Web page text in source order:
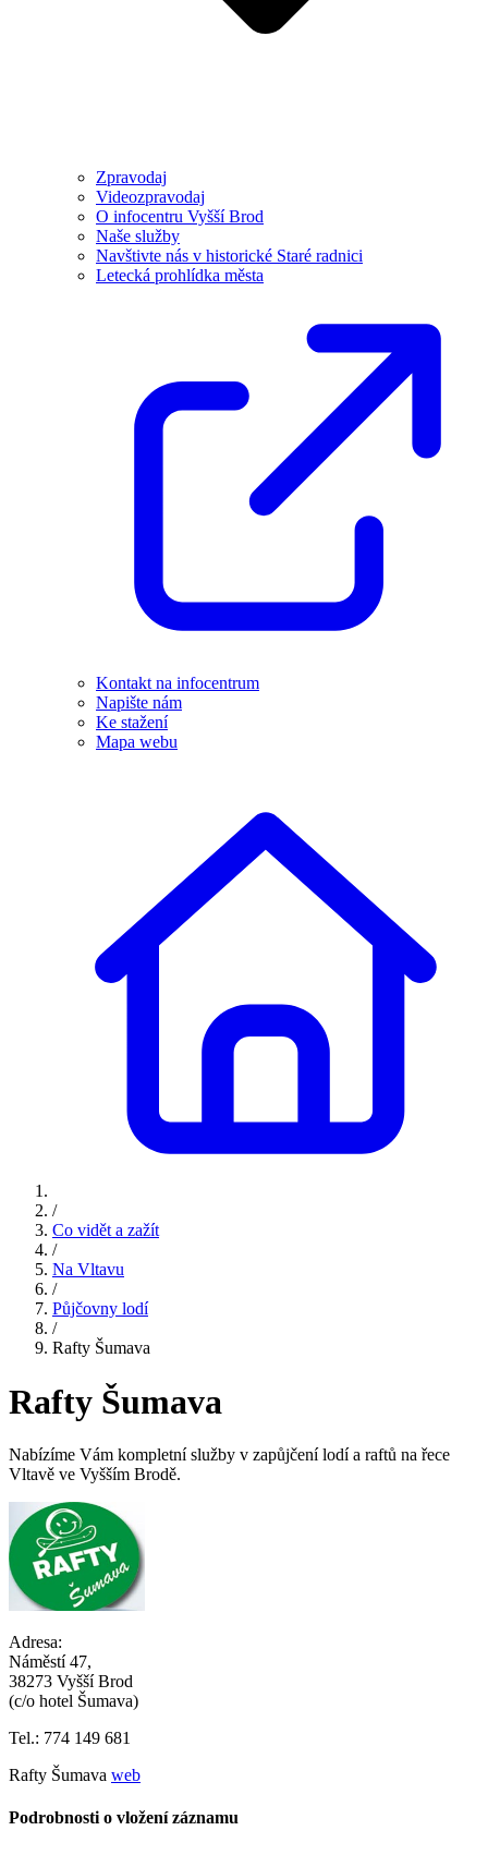
Zpravodaj
Videozpravodaj
O infocentru Vyšší Brod
Naše služby
Navštivte nás v historické Staré radnici
Letecká prohlídka města
Kontakt na infocentrum
Napište nám
Ke stažení
Mapa webu
/
Co vidět a zažít
/
Na Vltavu
/
Půjčovny lodí
/
Rafty Šumava
Rafty Šumava
Nabízíme Vám kompletní služby v zapůjčení lodí a raftů na řece
Vltavě ve Vyšším Brodě.
Adresa:
Náměstí 47,
38273 Vyšší Brod
(c/o hotel Šumava)
Tel.: 774 149 681
Rafty Šumava web
Podrobnosti o vložení záznamu